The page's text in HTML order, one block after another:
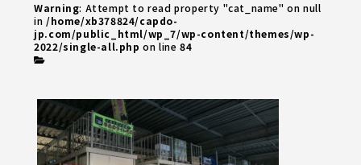
Warning: Attempt to read property "cat_name" on null
in/home/xb378824/capdo-
jp.com/public_html/wp_7/wp-content/themes/wp-
2022/single-all.php on line84